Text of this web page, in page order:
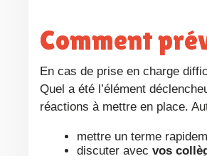
Comment
En cas de prise en charge difficile d’un patient, posez-vous les bonnes questions : quel type de patient ? Pour quel soin ?
Quel a été l’élément
réactions à mettre en place.
mettre un terme
discuter avec vos